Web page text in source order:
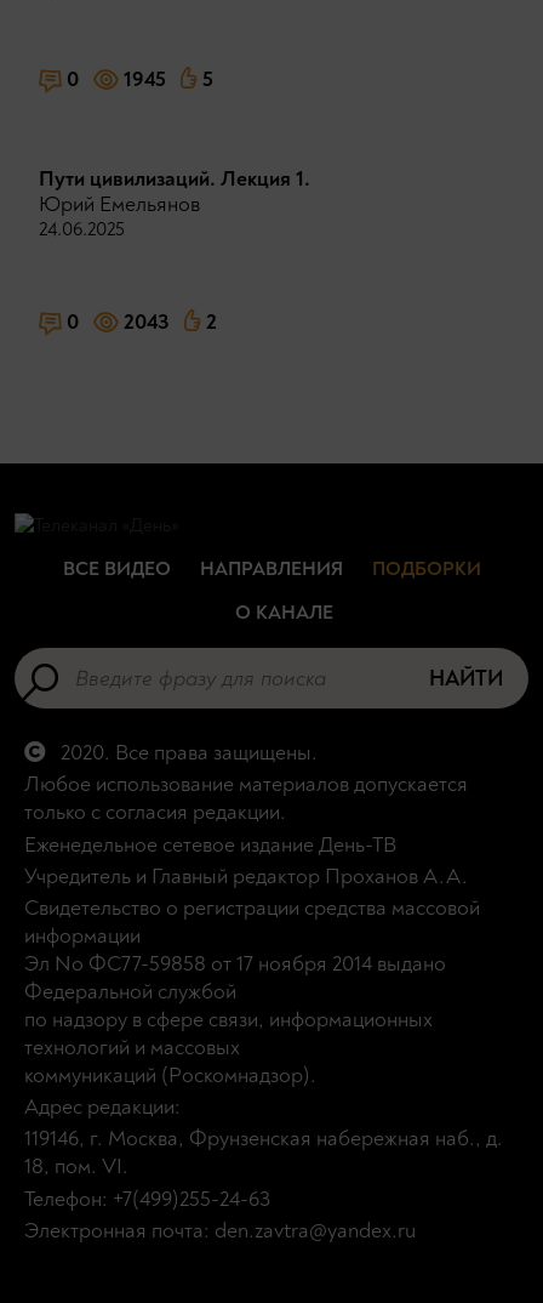
0 1945 5
Пути цивилизаций. Лекция 1.
Юрий Емельянов
24.06.2025
0 2043 2
ВСЕ ВИДЕО НАПРАВЛЕНИЯ
ПОДБОРКИ
О КАНАЛЕ
НАЙТИ
2020. Все права защищены.
Любое использование материалов допускается
только с согласия редакции.
Еженедельное сетевое издание День-ТВ
Учредитель и Главный редактор Проханов А.А.
Свидетельство о регистрации средства массовой
информации
Эл No ФС77-59858 от 17 ноября 2014 выдано
Федеральной службой
по надзору в сфере связи, информационных
технологий и массовых
коммуникаций (Роскомнадзор).
Адрес редакции:
119146, г. Москва, Фрунзенская набережная наб., д.
18, пом. VI.
Телефон: +7(499)255-24-63
Электронная почта: den.zavtra@yandex.ru